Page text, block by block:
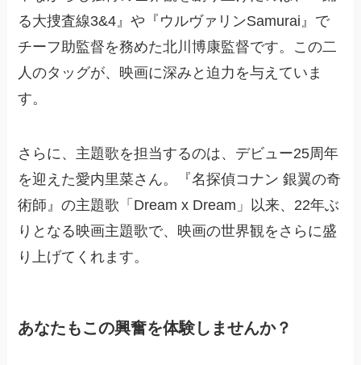
る大捜査線3&4』や『ウルヴァリンSamurai』で
チーフ助監督を務めた北川博康監督です。この二
人のタッグが、映画に深みと迫力を与えていま
す。
さらに、主題歌を担当するのは、デビュー25周年
を迎えた愛内里菜さん。『名探偵コナン 銀翼の奇
術師』の主題歌「Dream x Dream」以来、22年ぶ
りとなる映画主題歌で、映画の世界観をさらに盛
り上げてくれます。
あなたもこの興奮を体験しませんか？